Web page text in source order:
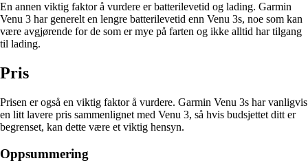
En annen viktig faktor å vurdere er batterilevetid og lading. Garmin
Venu 3 har generelt en lengre batterilevetid enn Venu 3s, noe som kan
være avgjørende for de som er mye på farten og ikke alltid har tilgang
til lading.
Pris
Prisen er også en viktig faktor å vurdere. Garmin Venu 3s har vanligvis
en litt lavere pris sammenlignet med Venu 3, så hvis budsjettet ditt er
begrenset, kan dette være et viktig hensyn.
Oppsummering